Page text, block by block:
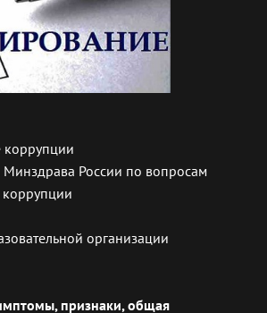
коррупции
России по вопросам
коррупции
организации
признаки, общая